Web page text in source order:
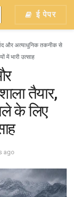
ई पेपर
और अत्याधुनिक तकनीक से
में भारी उत्साह
तैयार,
के लिए
ago